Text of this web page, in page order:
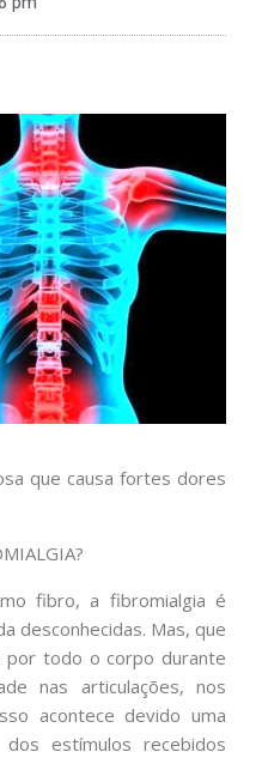
que causa fortes dores
fibro, a fibromialgia é
desconhecidas. Mas, que
todo o corpo durante
nas articulações, nos
acontece devido uma
estímulos recebidos